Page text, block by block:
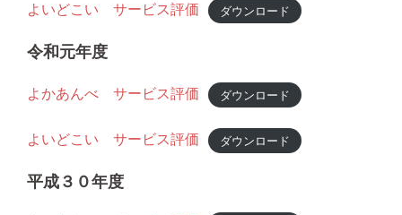
よいどこい サービス評価 ダウンロード
令和元年度
よかあんべ サービス評価 ダウンロード
よいどこい サービス評価 ダウンロード
平成３０年度